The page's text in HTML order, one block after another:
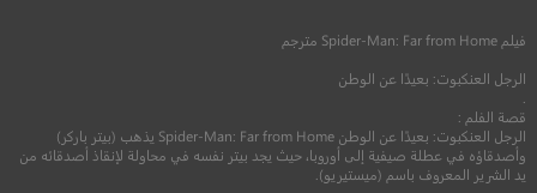
فيلم Spider-Man: Far from Home مترجم
الرجل العنكبوت: بعيدًا عن الوطن
قصة الفلم :
الرجل العنكبوت: بعيدًا عن الوطن Spider-Man: Far from Home يذهب (بيتر باركر)
وأصدقاؤه في عطلة صيفية إلى أوروبا، حيث يجد بيتر نفسه في محاولة لإنقاذ أصدقائه من
يد الشرير المعروف باسم (ميستيريو).